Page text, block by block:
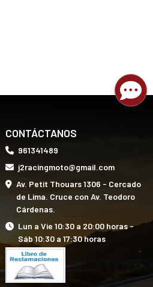
CONTÁCTANOS
961341489
j2racingmoto@gmail.com
Av. Petit Thouars 1306 - Cercado
de Lima. Cruce con Av. Teodoro
Cárdenas.
Lun a Vie 10:30 a 20:00 horas -
Sáb 10:30 a 17:30 horas